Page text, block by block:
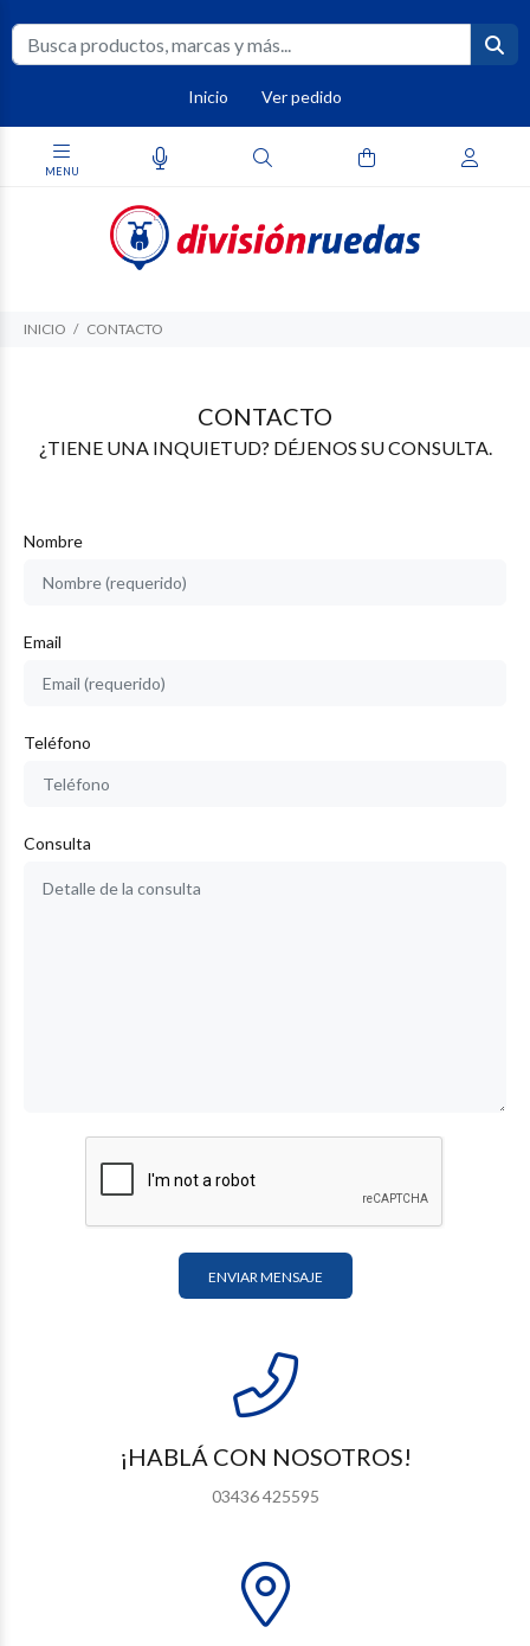
Inicio Ver pedido
INICIO CONTACTO
CONTACTO
¿TIENE UNA INQUIETUD? DÉJENOS SU CONSULTA.
Nombre
Email
Teléfono
Consulta
ENVIAR MENSAJE
¡HABLÁ CON NOSOTROS!
03436 425595